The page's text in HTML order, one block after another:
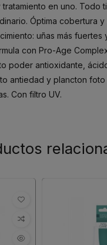
en uno. Todo
Óptima cobertura y
uñas más fuertes
con Pro-Age
poder antioxidante,
antiedad y plancton
Con filtro UV.